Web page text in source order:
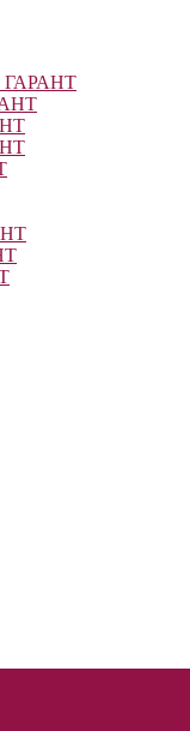
ГАРАНТ